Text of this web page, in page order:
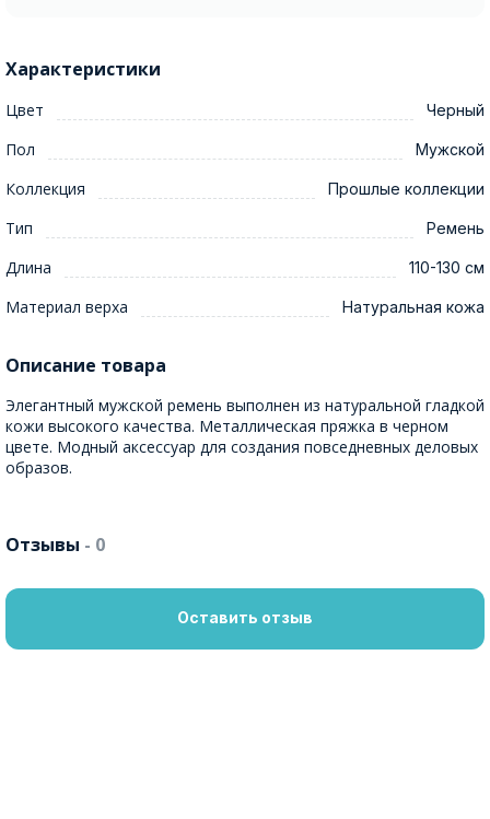
Характеристики
Цвет Черный
Пол Мужской
Коллекция Прошлые коллекции
Тип Ремень
Длина 110-130 см
Материал верха Натуральная кожа
Описание товара
Элегантный мужской ремень выполнен из натуральной гладкой
кожи высокого качества. Металлическая пряжка в черном
цвете. Модный аксессуар для создания повседневных деловых
образов.
Отзывы - 0
Оставить отзыв